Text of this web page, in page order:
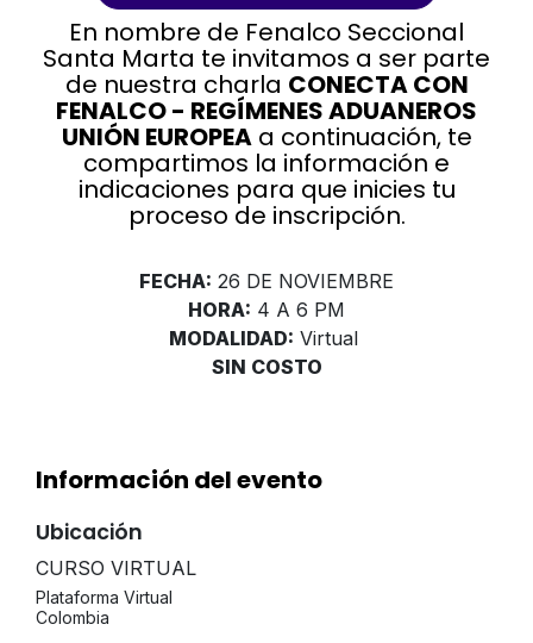
En nombre de Fenalco Seccional
Santa Marta te invitamos a ser parte
de nuestra charla CONECTA CON
FENALCO - REGÍMENES ADUANEROS
UNIÓN EUROPEAa continuación, te
compartimos la información e
indicaciones para que inicies tu
proceso de inscripción.
FECHA: 26 DE NOVIEMBRE
HORA: 4 A 6 PM
MODALIDAD: Virtual
SIN COSTO
Información del evento
Ubicación
CURSO VIRTUAL
Plataforma Virtual
Colombia